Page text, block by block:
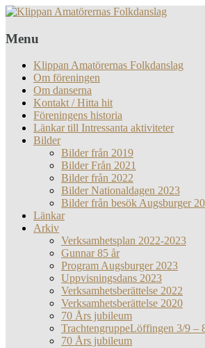
Menu
Klippan Amatörernas Folkdanslag
Om föreningen
Om danserna
Kontakt / Hitta hit
Föreningens historia
Länkar till Intressanta aktiviteter
Bilder
Bilder från 2019
Bilder Från 2021
Bilder från 2022
Bilder Nationaldagen 2023
Bilder från besök Augsburger
Länkar
Arkiv
Verksamhetsplan 2022-2023
Gunnar 85 år
Program Augsburger 2023
Uppvisningsdans 2023
Verksamhetsberättelse 2022
Verksamhetsberättelse 2020
70 Års jubileum
TrachtengruppeLöffingen 3/9 –
70 Års jubileum